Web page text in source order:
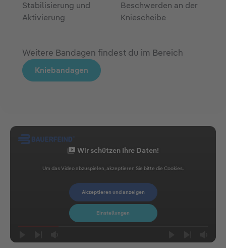
Stabilisierung und
Aktivierung
Beschwerden an der
Kniescheibe
Weitere Bandagen findest du im Bereich
Kniebandagen
Wir schützen Ihre Daten!
Um das Video abzuspielen, akzeptieren Sie bitte die Cookies.
Akzeptieren und anzeigen
Einstellungen